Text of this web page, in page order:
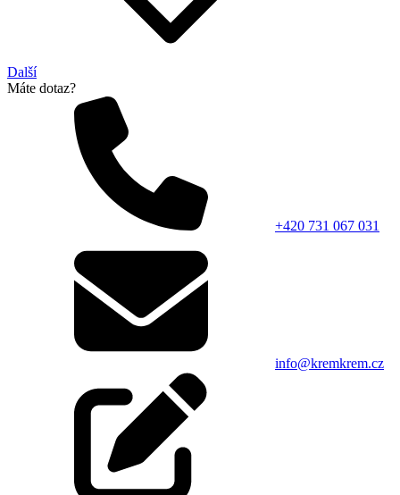
Další
Máte dotaz?
+420 731 067 031
info@kremkrem.cz